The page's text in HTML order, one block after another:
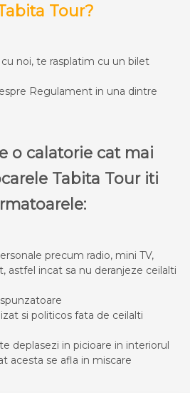
Tour?
noi, te rasplatim cu un bilet
Regulament in una dintre
o calatorie cat mai
Tabita Tour iti
precum radio, mini TV,
astfel incat sa nu deranjeze ceilalti
si politicos fata de ceilalti
deplasezi in picioare in interiorul
acesta se afla in miscare